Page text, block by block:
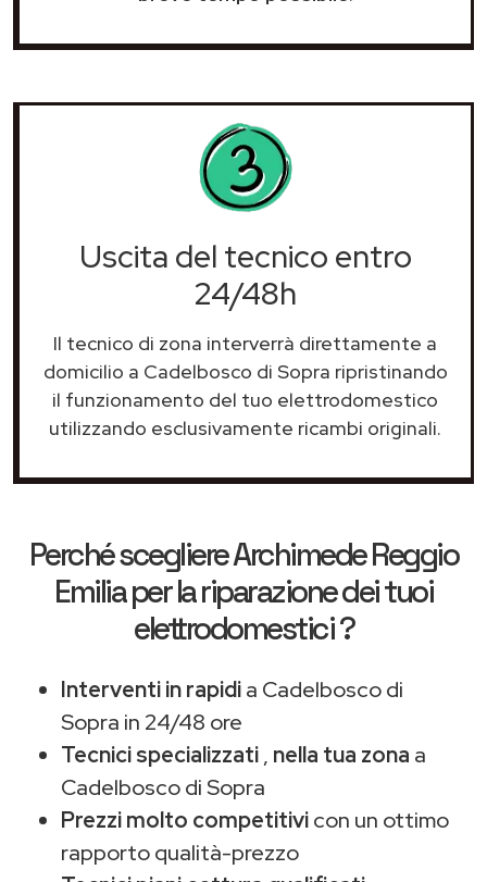
Uscita del tecnico entro
24/48h
Il tecnico di zona interverrà direttamente a
domicilio a Cadelbosco di Sopra ripristinando
il funzionamento del tuo elettrodomestico
utilizzando esclusivamente ricambi originali.
Perché scegliereArchimede Reggio
Emiliaper la riparazione dei tuoi
elettrodomestici ?
Interventi in rapidia Cadelbosco di
Sopra in 24/48 ore
Tecnici specializzati, nella tua zona a
Cadelbosco di Sopra
Prezzi molto competitivicon un ottimo
rapporto qualità-prezzo